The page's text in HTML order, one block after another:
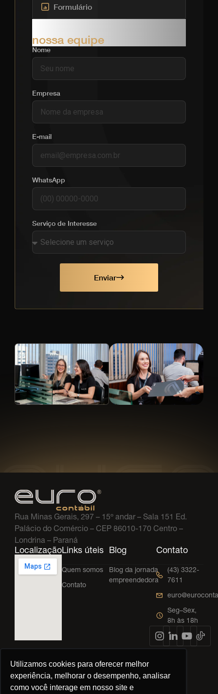
Utilizamos cookies para oferecer melhor
experiência, melhorar o desempenho, analisar
como você interage em nosso site e
Formulário
nossa equipe
Nome
Empresa
E-mail
WhatsApp
Serviço de Interesse
Enviar
Rua Minas Gerais, 297 – 15º andar – Sala 151 Ed.
Palácio do Comércio – CEP 86010-170 Centro –
Londrina – Paraná
LocalizaçãoLinks úteis
Quem somos
Contato
Blog
Blog da jornada
empreendedora
Contato
(43) 3322-
7611
Seg–Sex,
8h às 18h
Euro Contábil. Todos os direitos reservados.